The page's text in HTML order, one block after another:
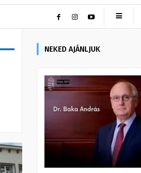
NEKED AJÁNLJUK